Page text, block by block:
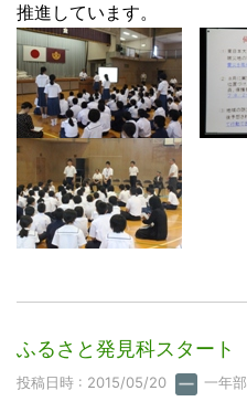
推進しています。
ふるさと発見科スタート
投稿日時 : 2015/05/20 一年部